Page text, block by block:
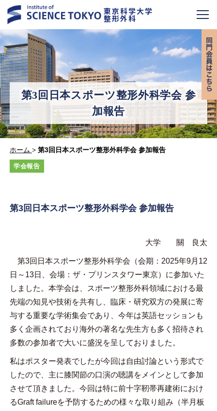
東京科学大学
整形外科
第3回日本スポーツ整形外科学会 参
加報告
ホーム > 第3回日本スポーツ整形外科学会 参加報告
学会報告
第3回日本スポーツ整形外科学会 参加報告
大学 關 良太
第3回日本スポーツ整形外科学会（会期： 2025年9月 12
日～ 13日、会場：ザ・プリンスタワー東京）に参加いた
しました。本学会は、スポーツ整形外科領域における最
先端の知見や技術を共有し、臨床・研究双方の発展に寄
与する重要な学術集会であり、今年は英語セッションも
多く企画されており海外の著名な先生方も多く招待され
多数の参加者で大いに盛況を呈しておりました。
私はポスター発表でしたが今回は自由討論という形式で
したので、主に膝関節の口演の聴講をメインとして参加
させて頂きました。今回は特に前十字靭帯再建術におけ
るGraft failureを予防するための様々な取り組み（半月板